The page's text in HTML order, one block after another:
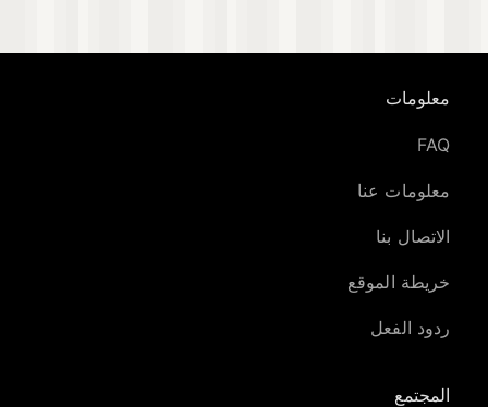
معلومات
FAQ
معلومات عنا
الاتصال بنا
خريطة الموقع
ردود الفعل
المجتمع